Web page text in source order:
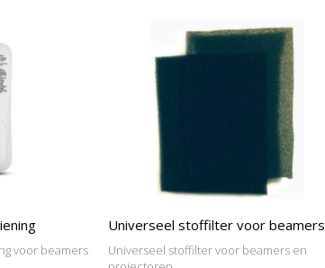
voor beamers
Universeel stoffilter voor beamers
Universeel stoffilter voor beamers en